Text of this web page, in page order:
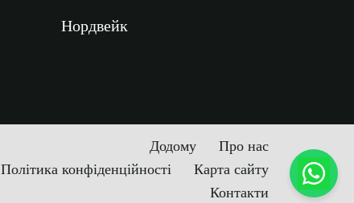
Нордвейк
Додому
Про нас
Політика конфіденційності
Карта сайту
Контакти